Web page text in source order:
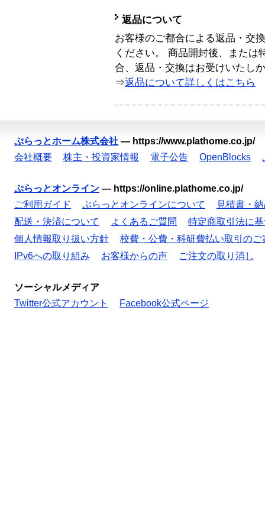
返品について
お客様のご都合による返品・交
ください。 商品開封後、または
合、返品・交換はお受けいたし
⇒返品について詳しくはこちら
ぷらっとホーム株式会社 — https://www.plathome.co.jp/
会社概要
株主・投資家情報 電子公告 OpenBlocks
ぷらっとオンライン — https://online.plathome.co.jp/
ご利用ガイド
ぷらっとオンラインについて
見積書・
配送・決済について
よくあるご質問
特定商取引法に
個人情報取り扱い方針
校費・公費・科研費払い取引のご
IPv6への取り組み
お客様からの声 ご注文の取り消し
ソーシャルメディア
Twitter公式アカウント
Facebook公式ページ